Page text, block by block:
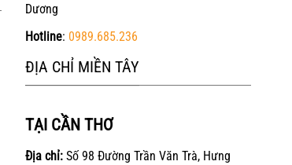
Dương
Hotline: 0989.685.236
ĐỊA CHỈ MIỀN TÂY
TẠI CẦN THƠ
Địa chỉ:Số 98 Đường Trần Văn Trà, Hưng